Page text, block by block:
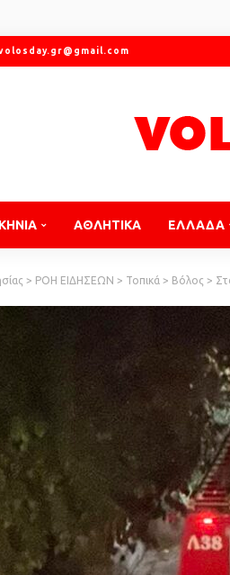
ΑΘΛΗΤΙΚΑ ΕΛΛΑΔΑ
> ΡΟΗ ΕΙΔΗΣΕΩΝ > Τοπικά > Βόλος >